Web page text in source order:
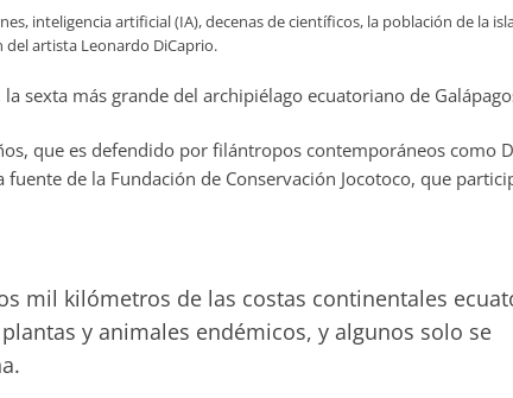
inteligencia artificial (IA), decenas de científicos, la población de la
artista Leonardo DiCaprio.
sexta más grande del archipiélago ecuatoriano de
que es defendido por filántropos contemporáneos como
fuente de la Fundación de Conservación Jocotoco, que
mil kilómetros de las costas continentales
y animales endémicos, y algunos solo se